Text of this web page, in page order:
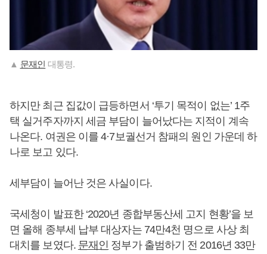
▲ 문재인 대통령.
하지만 최근 집값이 급등하면서 ‘투기 목적이 없는’ 1주
택 실거주자까지 세금 부담이 늘어났다는 지적이 계속
나온다. 여권은 이를 4·7보궐선거 참패의 원인 가운데 하
나로 보고 있다.
세부담이 늘어난 것은 사실이다.
국세청이 발표한 ‘2020년 종합부동산세 고지 현황’을 보
면 올해 종부세 납부 대상자는 74만4천 명으로 사상 최
대치를 보였다. 문재인 정부가 출범하기 전 2016년 33만